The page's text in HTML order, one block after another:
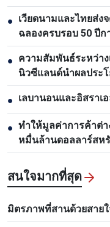
● เวียดนามและไทยส่
ฉลองครบรอบ 50 ปี
● ความสัมพันธ์ระหว่าง
นิวซีแลนด์นำผลประ
● เลบานอนและอิสราเ
● ทำให้มูลค่าการค้าต่า
หมื่นล้านดอลลาร์สหรั
สนใจมากที่สุด
มิตรภาพที่สานด้วยสาย